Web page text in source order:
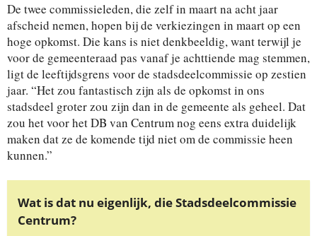
De twee commissieleden, die zelf in maart na acht jaar
afscheid nemen, hopen bij de verkiezingen in maart op een
hoge opkomst. Die kans is niet denkbeeldig, want terwijl je
voor de gemeenteraad pas vanaf je achttiende mag stemmen,
ligt de leeftijdsgrens voor de stadsdeelcommissie op zestien
jaar. “Het zou fantastisch zijn als de opkomst in ons
stadsdeel groter zou zijn dan in de gemeente als geheel. Dat
zou het voor het DB van Centrum nog eens extra duidelijk
maken dat ze de komende tijd niet om de commissie heen
kunnen.”
Wat is dat nu eigenlijk, die Stadsdeelcommissie
Centrum?